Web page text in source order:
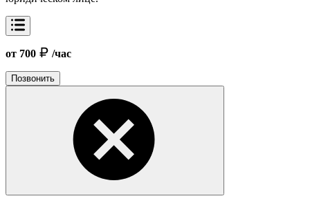
от 700 /час
Позвонить